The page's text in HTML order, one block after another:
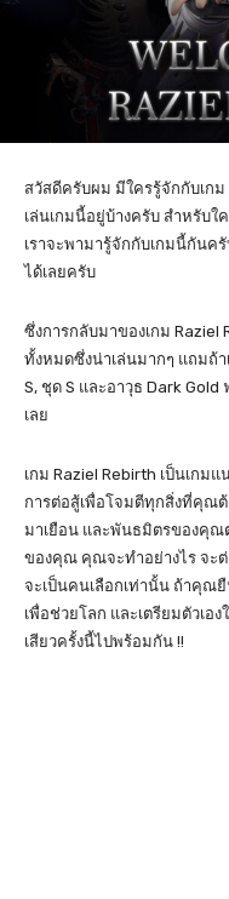
สวัสดีครับผม มีใครรู้จักกับเก
เล่นเกมนี้อยู่บ้างครับ สำหรับใ
เราจะพามารู้จักกับเกมนี้กันค
ได้เลยครับ
ซึ่งการกลับมาของเกม Raziel
ทั้งหมดซึ่งน่าเล่นมากๆ แถมถ้
S, ชุด S และอาวุธ Dark Gold
เลย
เกม Raziel Rebirth เป็นเกม
การต่อสู้เพื่อโจมตีทุกสิ่งที่คุณ
มาเยือน และพันธมิตรของคุ
ของคุณ คุณจะทำอย่างไร จะ
จะเป็นคนเลือกเท่านั้น ถ้าคุณ
เพื่อช่วยโลก และเตรียมตัวเ
เสียวครั้งนี้ไปพร้อมกัน !!